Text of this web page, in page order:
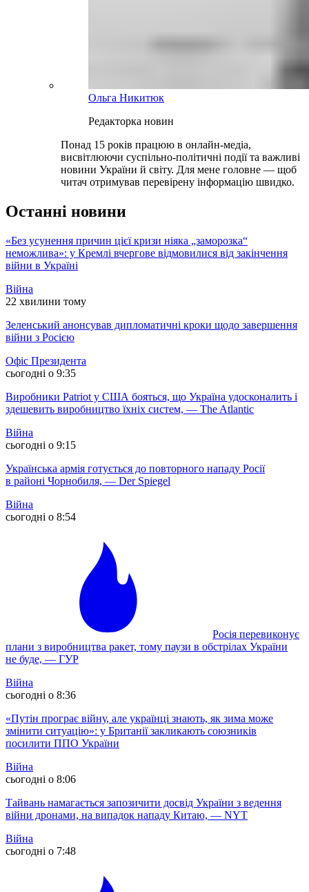
Ольга Никитюк
Редакторка новин
Понад 15 років працюю в онлайн-медіа,
висвітлюючи суспільно-політичні події та важливі
новини України й світу. Для мене головне — щоб
читач отримував перевірену інформацію швидко.
Останні новини
«Без усунення причин цієї кризи ніяка „заморозка“
неможлива»: у Кремлі вчергове відмовилися від закінчення
війни в Україні
Війна
22 хвилини тому
Зеленський анонсував дипломатичні кроки щодо завершення
війни з Росією
Офіс Президента
сьогодні о 9:35
Виробники Patriot у США бояться, що Україна удосконалить і
здешевить виробництво їхніх систем, — The Atlantic
Війна
сьогодні о 9:15
Українська армія готується до повторного нападу Росії
в районі Чорнобиля, — Der Spiegel
Війна
сьогодні о 8:54
Росія перевиконує
плани з виробництва ракет, тому паузи в обстрілах України
не буде, — ГУР
Війна
сьогодні о 8:36
«Путін програє війну, але українці знають, як зима може
змінити ситуацію»: у Британії закликають союзників
посилити ППО України
Війна
сьогодні о 8:06
Тайвань намагається запозичити досвід України з ведення
війни дронами, на випадок нападу Китаю, — NYT
Війна
сьогодні о 7:48